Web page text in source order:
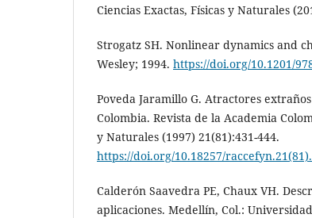
Ciencias Exactas, Físicas y Naturales
Strogatz SH. Nonlinear dynamics and
Wesley; 1994. https://doi.org/10.1201/
Poveda Jaramillo G. Atractores
Colombia. Revista de la Academia
y Naturales (1997) 21(81):431-444.
https://doi.org/10.18257/
Calderón Saavedra PE, Chaux VH.
aplicaciones. Medellín, Col.: